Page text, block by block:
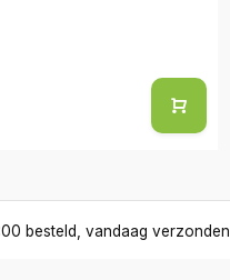
besteld, vandaag verzonden